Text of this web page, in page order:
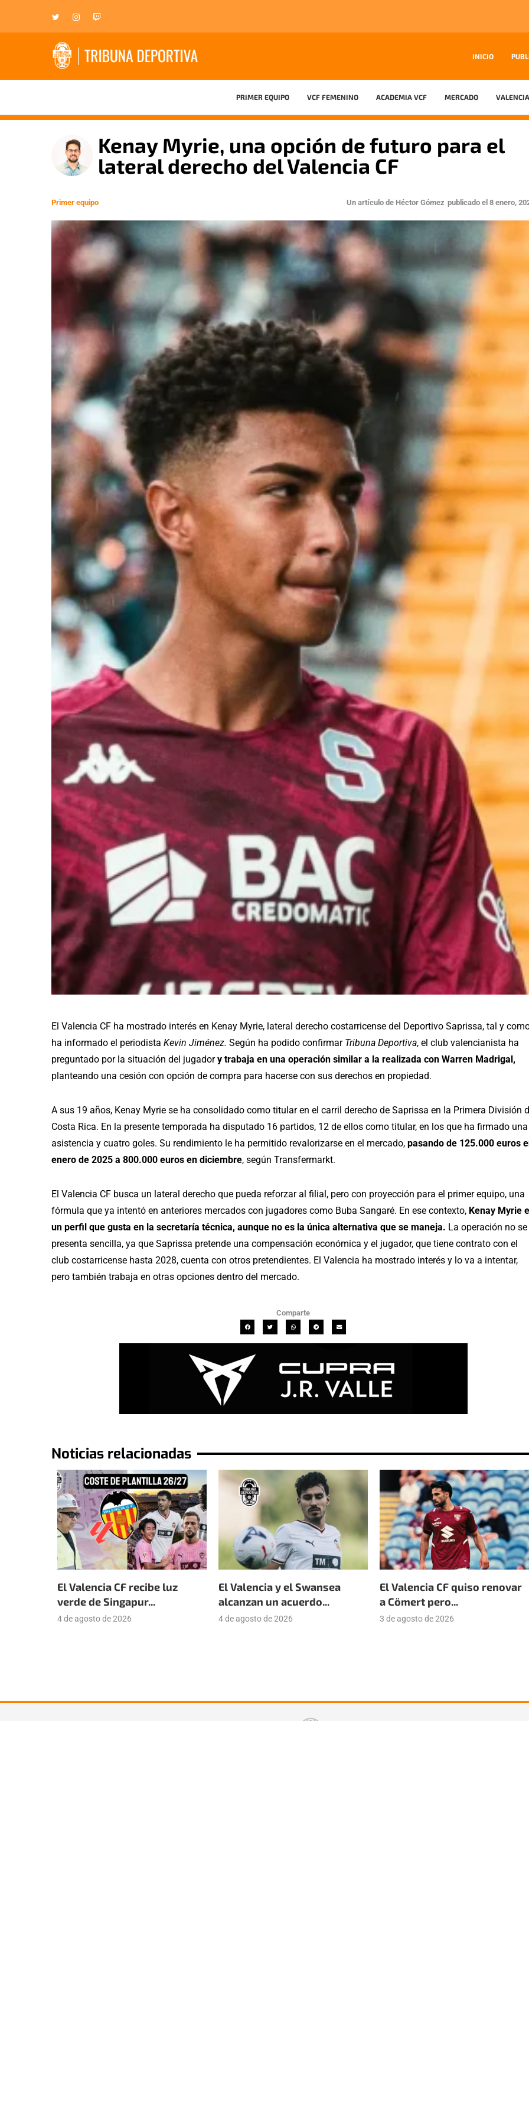
INICIO
PRIMER EQUIPO VCF FEMENINO ACADEMIA VCF MERCADO
Kenay Myrie, una opción de futuro para el
lateral derecho del Valencia CF
Primer equipo Un artículo de Héctor Gómez publicado el 8 enero,
El Valencia CF ha mostrado interés en Kenay Myrie, lateral derecho costarricense del Deportivo Saprissa, tal y
ha informado el periodista Kevin Jiménez. Según ha podido confirmar Tribuna Deportiva, el club valencianista ha
preguntado por la situación del jugadory trabaja en una operación similar a la realizada con Warren Madrigal,
planteando una cesión con opción de compra para hacerse con sus derechos en propiedad.
A sus 19 años, Kenay Myrie se ha consolidado como titular en el carril derecho de Saprissa en la Primera División
Costa Rica. En la presente temporada ha disputado 16 partidos, 12 de ellos como titular, en los que ha firmado una
asistencia y cuatro goles. Su rendimiento le ha permitido revalorizarse en el mercado, pasando de 125.000 euros
enero de 2025 a 800.000 euros en diciembre, según Transfermarkt.
El Valencia CF busca un lateral derecho que pueda reforzar al filial, pero con proyección para el primer equipo, una
fórmula que ya intentó en anteriores mercados con jugadores como Buba Sangaré. En ese contexto, Kenay Myrie
un perfil que gusta en la secretaría técnica, aunque no es la única alternativa que se maneja. La operación no se
presenta sencilla, ya que Saprissa pretende una compensación económica y el jugador, que tiene contrato con el
club costarricense hasta 2028, cuenta con otros pretendientes. El Valencia ha mostrado interés y lo va a intentar,
pero también trabaja en otras opciones dentro del mercado.
Comparte
Noticias relacionadas
El Valencia CF recibe luz
verde de Singapur...
4 de agosto de 2026
El Valencia y el Swansea
alcanzan un acuerdo...
4 de agosto de 2026
El Valencia CF quiso renovar
a Cömert pero...
3 de agosto de 2026
Ir a su web